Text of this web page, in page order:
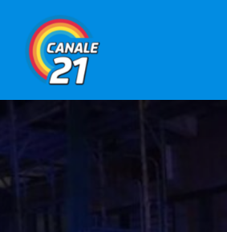
main
content